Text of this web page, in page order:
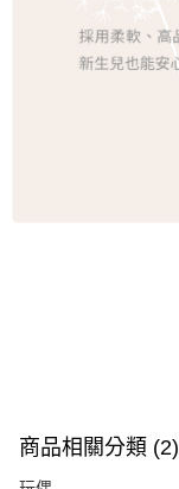
商品相關分類 (2)